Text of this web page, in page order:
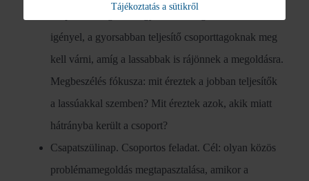
csoportos megoldás egyéni részmegoldásokat
igényel, a gyorsabban teljesítő csoporttagoknak meg
kell várni, amíg a lassabbak is rájönnek a megoldásra.
Megbeszélés fókusza: mit éreztek a jobban teljesítők
a lassúakkal szemben? Mit éreztek azok, akik miatt
hátrányba került a csoport?
Csapatszülinap. Csoportos feladat. Cél: olyan közös
problémamegoldás megtapasztalása, amikor a
Tájékoztatás a sütikről